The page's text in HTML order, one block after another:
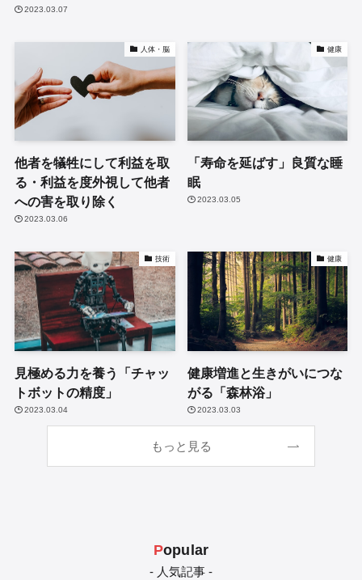
2023.03.07
人体・脳
他者を犠牲にして利益を取
る・利益を度外視して他者
への害を取り除く
2023.03.06
健康
「寿命を延ばす」良質な睡
眠
2023.03.05
技術
見極める力を養う「チャッ
トボットの精度」
2023.03.04
健康
健康増進と生きがいにつな
がる「森林浴」
2023.03.03
もっと見る
Popular
- 人気記事 -